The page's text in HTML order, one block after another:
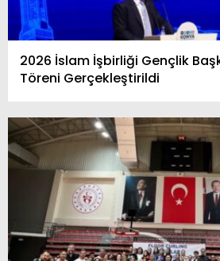
2026 İslam İşbirliği Gençlik
Töreni Gerçekleştirildi